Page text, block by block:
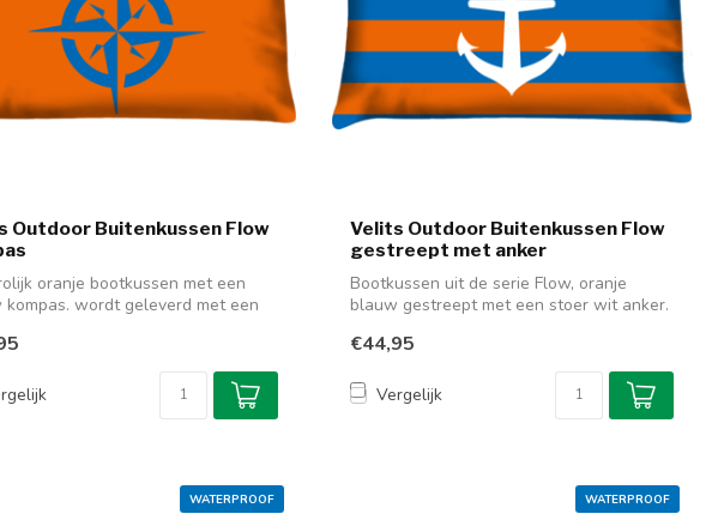
Outdoor Buitenkussen Flow
oranje bootkussen met een
kompas. wordt geleverd met een
Velits Outdoor Buitenkussen Flow
gestreept met anker
Bootkussen uit de serie Flow, oranje
blauw gestreept met een stoer wit anker.
€44,95
Vergelijk
WATERPROOF WATERPROOF